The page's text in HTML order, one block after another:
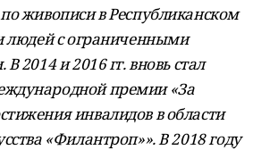
живописи в Республиканском
людей с ограниченными
2014 и 2016 гг. вновь стал
премии «За
инвалидов в области
«Филантроп»». В 2018 году